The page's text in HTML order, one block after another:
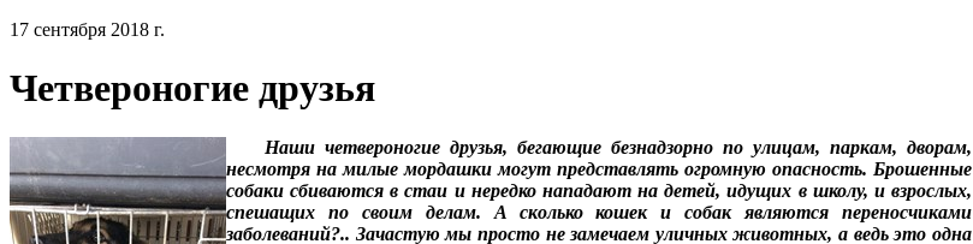
17 сентября 2018 г.
Четвероногие друзья
Наши четвероногие друзья, бегающие безнадзорно по улицам, паркам, дворам,
несмотря на милые мордашки могут представлять огромную опасность. Брошенные
собаки сбиваются в стаи и нередко нападают на детей, идущих в школу, и взрослых,
спешащих по своим делам. А сколько кошек и собак являются переносчиками
заболеваний?.. Зачастую мы просто не замечаем уличных животных, а ведь это одна